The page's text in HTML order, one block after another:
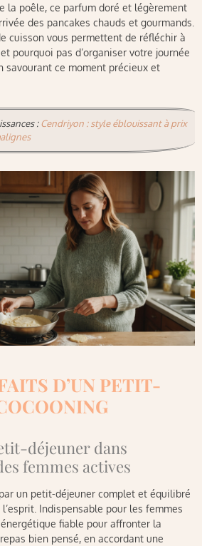
la poêle, ce parfum doré et légèrement
des pancakes chauds et gourmands.
cuisson vous permettent de réfléchir à
pourquoi pas d’organiser votre journée
savourant ce moment précieux et
:Cendriyon : style éblouissant à prix
D’UN PETIT-
déjeuner dans
femmes actives
un petit-déjeuner complet et équilibré
Indispensable pour les femmes
fiable pour affronter la
bien pensé, en accordant une